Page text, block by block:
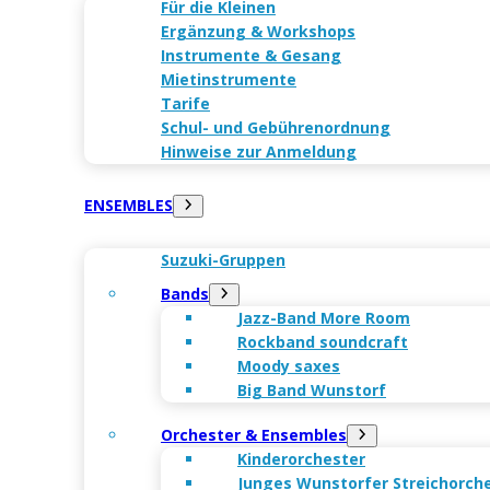
Für die Kleinen
Ergänzung & Workshops
Instrumente & Gesang
Mietinstrumente
Tarife
Schul- und Gebührenordnung
Hinweise zur Anmeldung
ENSEMBLES
Suzuki-Gruppen
Bands
Jazz-Band More Room
Rockband soundcraft
Moody saxes
Big Band Wunstorf
Orchester & Ensembles
Kinderorchester
Junges Wunstorfer